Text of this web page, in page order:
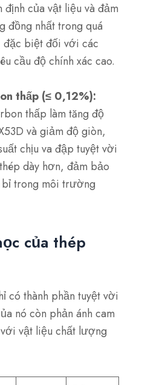
của vật liệu và đảm
đồng nhất trong quá
đặc biệt đối với các
cầu độ chính xác cao.
thấp (≤ 0,12%):
thấp làm tăng độ
và giảm độ giòn,
chịu va đập tuyệt vời
dày hơn, đảm bảo
bỉ trong môi trường
của thép
có thành phần tuyệt vời
nó còn phản ánh cam
vật liệu chất lượng